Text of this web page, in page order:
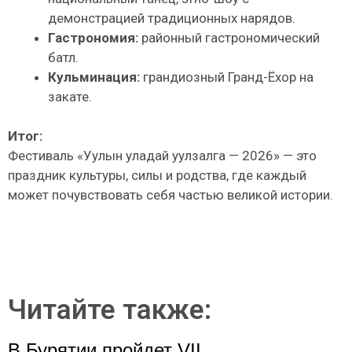
демонстрацией традиционных нарядов.
Гастрономия: районный гастрономический
батл.
Кульминация: грандиозный Гранд-Ёхор на
закате.
Итог:
Фестиваль «Уулын уладай уулзалга — 2026» — это
праздник культуры, силы и родства, где каждый
может почувствовать себя частью великой истории.
Читайте также: